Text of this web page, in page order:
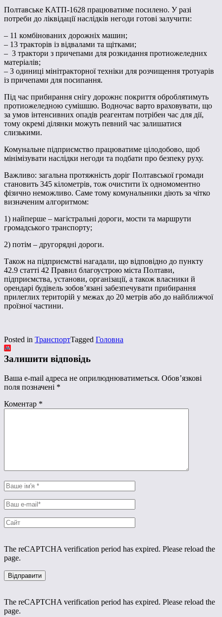
Полтавське КАТП-1628 працюватиме посилено. У разі
потреби до ліквідації наслідків негоди готові залучити:
– 11 комбінованих дорожніх машин;
– 13 тракторів із відвалами та щітками;
– 3 трактори з причепами для розкидання протиожеледних
матеріалів;
– 3 одиниці мінітракторної техніки для розчищення тротуарів
із причепами для посипання.
Під час прибирання снігу дорожнє покриття оброблятимуть
протиожеледною сумішшю. Водночас варто враховувати, що
за умов інтенсивних опадів реагентам потрібен час для дії,
тому окремі ділянки можуть певний час залишатися
слизькими.
Комунальне підприємство працюватиме цілодобово, щоб
мінімізувати наслідки негоди та подбати про безпеку руху.
Важливо: загальна протяжність доріг Полтавської громади
становить 345 кілометрів, тож очистити їх одномоментно
фізично неможливо. Саме тому комунальники діють за чітко
визначеним алгоритмом:
1) найперше – магістральні дороги, мости та маршрути
громадського транспорту;
2) потім – другорядні дороги.
Також на підприємстві нагадали, що відповідно до пункту
42.9 статті 42 Правил благоустрою міста Полтави,
підприємства, установи, організації, а також власники й
орендарі будівель зобов’язані забезпечувати прибирання
прилеглих територій у межах до 20 метрів або до найближчої
проїзної частини.
Posted in ТранспортTagged Головна
Залишити відповідь
Ваша e-mail адреса не оприлюднюватиметься. Обов’язкові
поля позначені *
Коментар *
The reCAPTCHA verification period has expired. Please reload the
page.
The reCAPTCHA verification period has expired. Please reload the
page.